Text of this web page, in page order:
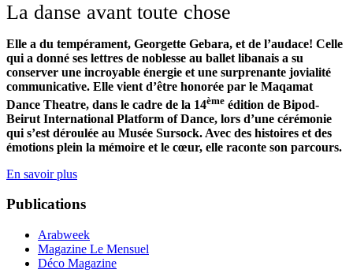
La danse avant toute chose
Elle a du tempérament, Georgette Gebara, et de l’audace! Celle
qui a donné ses lettres de noblesse au ballet libanais a su
conserver une incroyable énergie et une surprenante jovialité
communicative. Elle vient d’être honorée par le Maqamat
Dance Theatre, dans le cadre de la 14ème édition de Bipod-
Beirut International Platform of Dance, lors d’une cérémonie
qui s’est déroulée au Musée Sursock. Avec des histoires et des
émotions plein la mémoire et le cœur, elle raconte son parcours.
En savoir plus
Publications
Arabweek
Magazine Le Mensuel
Déco Magazine